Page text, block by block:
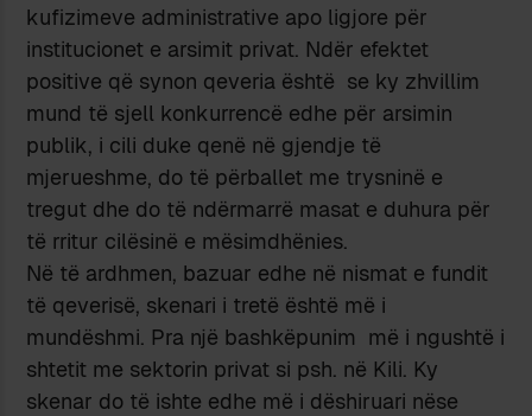
kufizimeve administrative apo ligjore për
institucionet e arsimit privat. Ndër efektet
positive që synon qeveria është se ky zhvillim
mund të sjell konkurrencë edhe për arsimin
publik, i cili duke qenë në gjendje të
mjerueshme, do të përballet me trysninë e
tregut dhe do të ndërmarrë masat e duhura për
të rritur cilësinë e mësimdhënies.
Në të ardhmen, bazuar edhe në nismat e fundit
të qeverisë, skenari i tretë është më i
mundëshmi. Pra një bashkëpunim më i ngushtë i
shtetit me sektorin privat si psh. në Kili. Ky
skenar do të ishte edhe më i dëshiruari nëse